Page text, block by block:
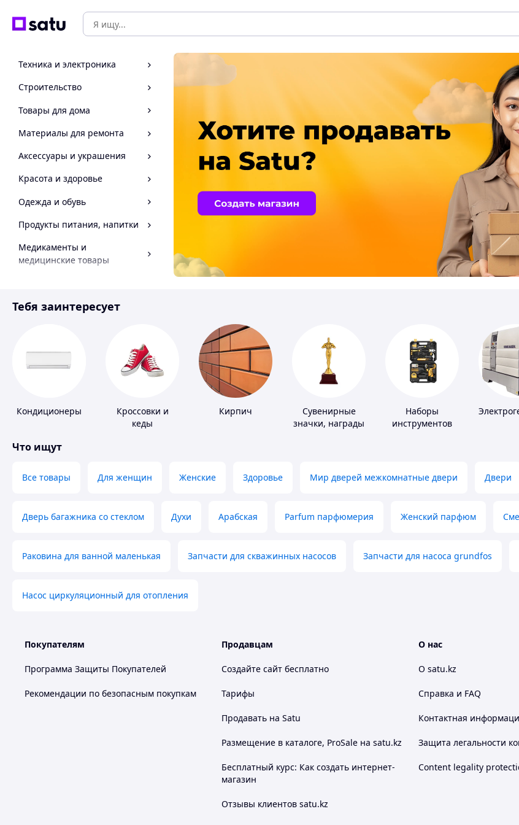
Техника и электроника
Строительство
Товары для дома
Материалы для ремонта
Аксессуары и украшения
Красота и здоровье
Одежда и обувь
Продукты питания, напитки
Медикаменты и
медицинские товары
Инструмент
Тебя заинтересует
Кондиционеры
Кроссовки и
кеды
Кирпич
Сувенирные
значки, награды
Наборы
инструментов
Что ищут
Все товары Для женщин Женские Здоровье Мир дверей межкомнатные двери Двери
Дверь багажника со стеклом Духи Арабская Parfum парфюмерия Женский парфюм
Раковина для ванной маленькая Запчасти для скважинных насосов Запчасти для насоса grundfos
Насос циркуляционный для отопления
Покупателям
Программа Защиты Покупателей
Рекомендации по безопасным покупкам
Продавцам
Создайте сайт бесплатно
Тарифы
Продавать на Satu
Размещение в каталоге, ProSale на satu.kz
Бесплатный курс: Как создать интернет-
магазин
Отзывы клиентов satu.kz
О нас
О satu.kz
Справка и FAQ
Контактная
Защита легальности
Content legality